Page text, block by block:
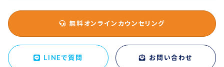
無料オンラインカウンセリング
LINEで質問 お問い合わせ